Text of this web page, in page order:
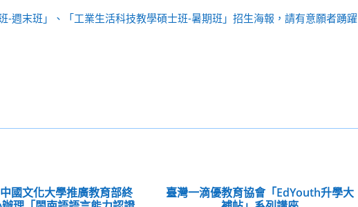
週末班」、「工業生活科技教學碩士班-暑期班」招生海報，請有意願者踴躍
國文化大學推廣教育部終
臺灣一滴優教育協會「EdYouth升學大